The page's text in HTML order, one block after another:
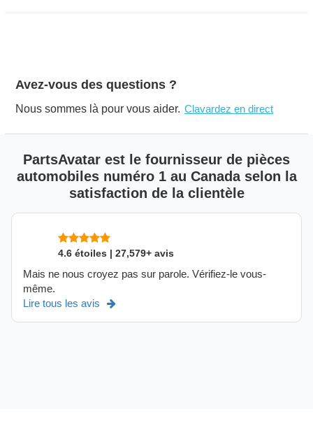
Avez-vous des questions ?
Nous sommes là pour vous aider. Clavardez en direct
PartsAvatar est le fournisseur de pièces
automobiles numéro 1 au Canada selon la
satisfaction de la clientèle
4.6 étoiles | 27,579+ avis
Mais ne nous croyez pas sur parole. Vérifiez-le vous-
même.
Lire tous les avis